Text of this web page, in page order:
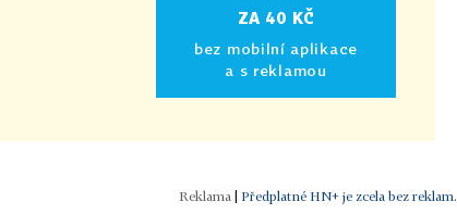
ZA 40 KČ
bez mobilní aplikace
a s reklamou
| Předplatné HN+ je zcela bez reklam.